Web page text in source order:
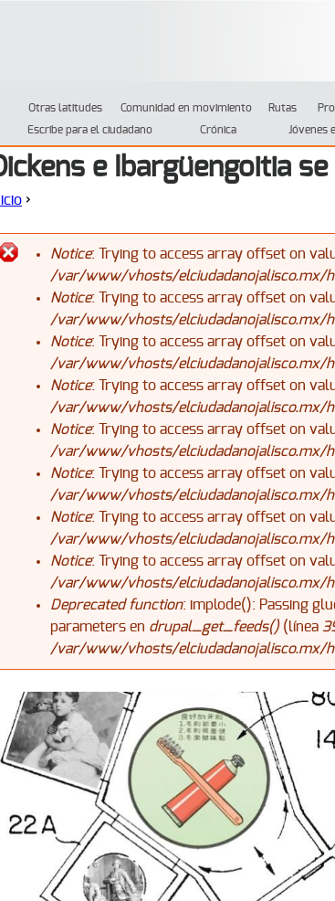
Otras latitudes Comunidad en movimiento Rutas
Escribe para el ciudadano
Crónica Jóvenes
e Ibargüengoitia
encuentra usted aquí
›
Mensaje de error
Notice: Trying to access array offset on
/var/www/vhosts/elciudadanojalisco.mx/
Notice: Trying to access array offset on
/var/www/vhosts/elciudadanojalisco.mx/
Notice: Trying to access array offset on
/var/www/vhosts/elciudadanojalisco.mx/
Notice: Trying to access array offset on
/var/www/vhosts/elciudadanojalisco.mx/
Notice: Trying to access array offset on
/var/www/vhosts/elciudadanojalisco.mx/
Notice: Trying to access array offset on
/var/www/vhosts/elciudadanojalisco.mx/
Notice: Trying to access array offset on
/var/www/vhosts/elciudadanojalisco.mx/
Notice: Trying to access array offset on
/var/www/vhosts/elciudadanojalisco.mx/
Deprecated function: implode(): Passing
parameters en drupal_get_feeds()(línea
/var/www/vhosts/elciudadanojalisco.mx/